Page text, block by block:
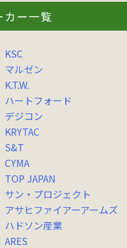
カー一覧
KSC
マルゼン
K.T.W.
ハートフォード
デジコン
KRYTAC
S&T
CYMA
TOP JAPAN
サン・プロジェクト
アサヒファイアーアームズ
ハドソン産業
ARES